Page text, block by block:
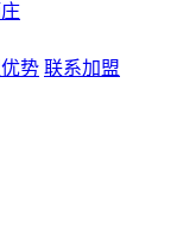
势 联系加盟